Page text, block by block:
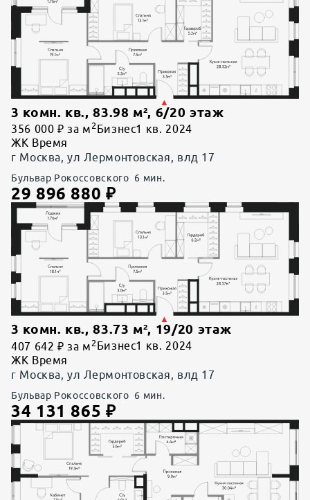
3 комн. кв., 83.98 м², 6/20 этаж
356 000 ₽ за м 2 Бизнес1 кв. 2024
ЖК Время
г Москва, ул Лермонтовская, влд 17
Бульвар Рокоссовского 6 мин.
29 896 880 ₽
3 комн. кв., 83.73 м², 19/20 этаж
407 642 ₽ за м 2 Бизнес1 кв. 2024
ЖК Время
г Москва, ул Лермонтовская, влд 17
Бульвар Рокоссовского 6 мин.
34 131 865 ₽